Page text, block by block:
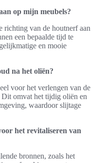
op mijn meubels?
richting van de houtnerf aan
een bepaalde tijd te
en mooie
na het oliën?
voor het verlengen van de
omvat het tijdig oliën en
waardoor slijtage
het revitaliseren van
bronnen, zoals het